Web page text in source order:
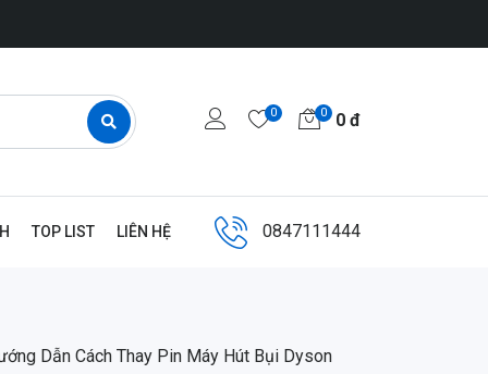
0 0 0 đ
TOP LIST LIÊN HỆ 0847111444
Dẫn Cách Thay Pin Máy Hút Bụi Dyson